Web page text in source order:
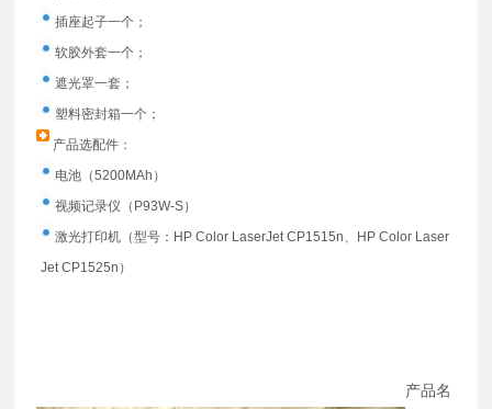
插座起子一个；
软胶外套一个；
遮光罩一套；
塑料密封箱一个；
产品选配件：
电池（5200MAh）
视频记录仪（P93W-S）
激光打印机（型号：HP Color LaserJet CP1515n、HP Color Laser
Jet CP1525n）
产品名